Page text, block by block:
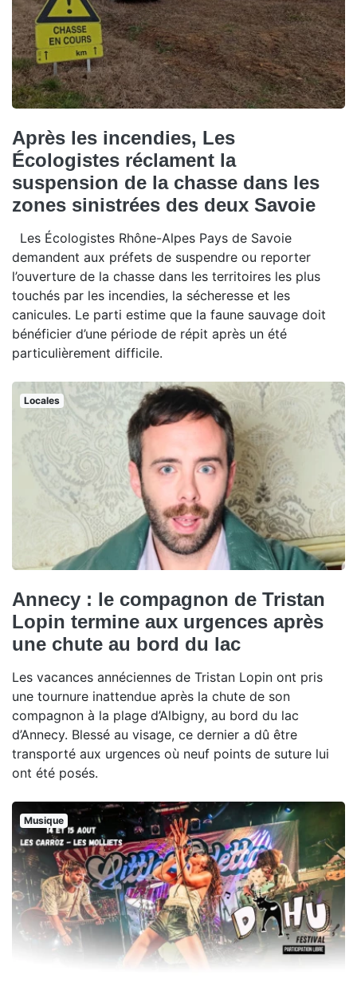
Après les incendies, Les
Écologistes réclament la
suspension de la chasse dans les
zones sinistrées des deux Savoie
Les Écologistes Rhône-Alpes Pays de Savoie
demandent aux préfets de suspendre ou reporter
l’ouverture de la chasse dans les territoires les plus
touchés par les incendies, la sécheresse et les
canicules. Le parti estime que la faune sauvage doit
bénéficier d’une période de répit après un été
particulièrement difficile.
Locales
Annecy : le compagnon de Tristan
Lopin termine aux urgences après
une chute au bord du lac
Les vacances annéciennes de Tristan Lopin ont pris
une tournure inattendue après la chute de son
compagnon à la plage d’Albigny, au bord du lac
d’Annecy. Blessé au visage, ce dernier a dû être
transporté aux urgences où neuf points de suture lui
ont été posés.
Musique